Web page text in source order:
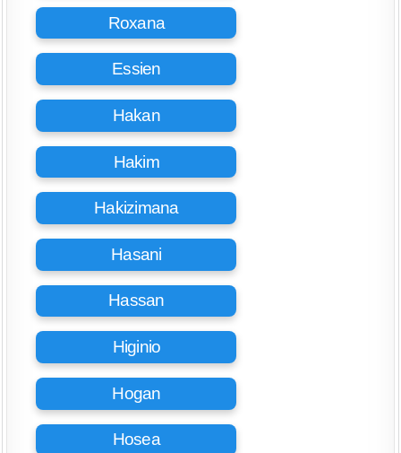
Roxana
Essien
Hakan
Hakim
Hakizimana
Hasani
Hassan
Higinio
Hogan
Hosea